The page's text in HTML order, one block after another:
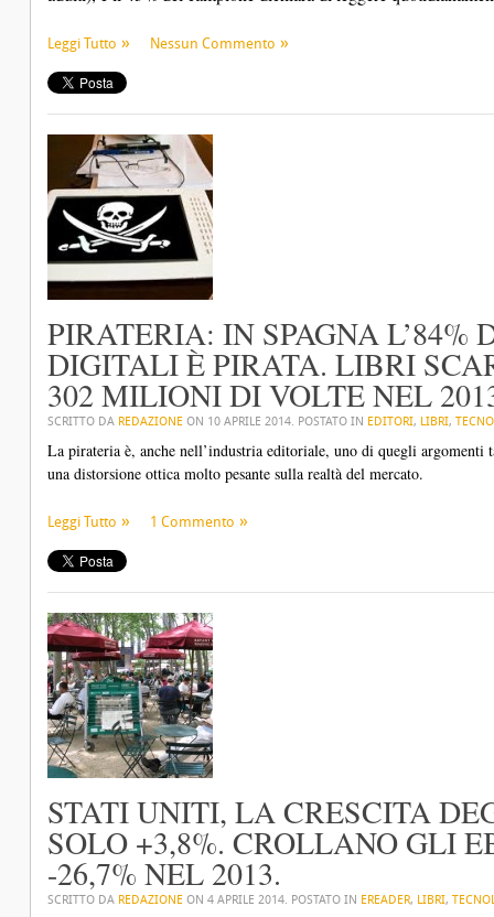
Leggi Tutto Nessun Commento
PIRATERIA: IN SPAGNA L’84%
DIGITALI È PIRATA. LIBRI
302 MILIONI DI VOLTE NEL
SCRITTO DA REDAZIONE ON 10 APRILE 2014. POSTATO IN EDITORI, LIBRI,
La pirateria è, anche nell’industria editoriale, uno di quegli argomenti
una distorsione ottica molto pesante sulla realtà del mercato.
Leggi Tutto 1 Commento
STATI UNITI, LA CRESCITA
SOLO +3,8%. CROLLANO GLI
-26,7% NEL 2013.
SCRITTO DA REDAZIONE ON 4 APRILE 2014. POSTATO IN EREADER, LIBRI,